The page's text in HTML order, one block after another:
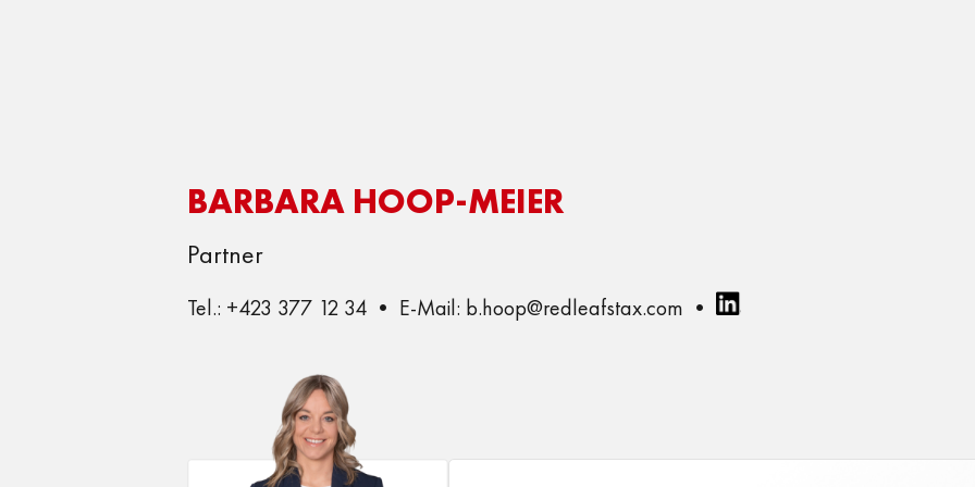
BARBARA HOOP-MEIER
Partner
Tel.: +423 377 12 34 • E-Mail: b.hoop@redleafstax.com •